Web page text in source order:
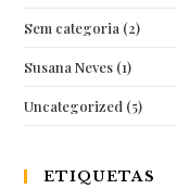
Sem categoria (2)
Susana Neves (1)
Uncategorized (5)
ETIQUETAS